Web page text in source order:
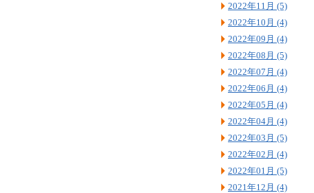
2022年11月 (5)
2022年10月 (4)
2022年09月 (4)
2022年08月 (5)
2022年07月 (4)
2022年06月 (4)
2022年05月 (4)
2022年04月 (4)
2022年03月 (5)
2022年02月 (4)
2022年01月 (5)
2021年12月 (4)